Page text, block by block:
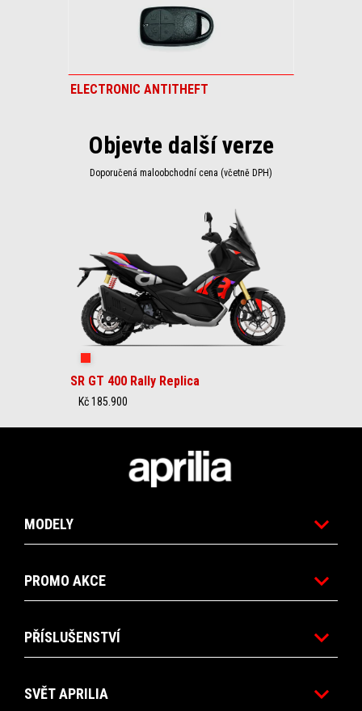
ELECTRONIC ANTITHEFT
Objevte další verze
Doporučená maloobchodní cena (včetně DPH)
SR GT 400 Rally Replica
Kč 185.900
MODELY
PROMO AKCE
PŘÍSLUŠENSTVÍ
SVĚT APRILIA